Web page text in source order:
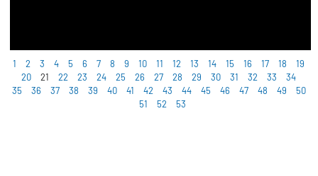
1 2 3 4 5 6 7 8 9 10 11 12 13 14 15 16 17 18
19
20
21 22 23 24 25 26 27 28 29 30 31 32 33
34
35
36 37 38 39 40 41 42 43 44 45 46 47 48 49
50
51
52 53